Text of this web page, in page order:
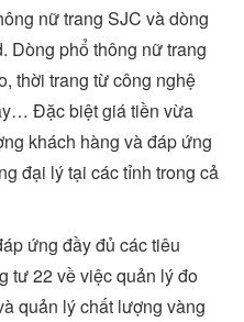
nữ trang SJC và dòng
Dòng phổ thông nữ trang
thời trang từ công nghệ
Đặc biệt giá tiền vừa
khách hàng và đáp ứng
đại lý tại các tỉnh trong cả
ứng đầy đủ các tiêu
tư 22 về việc quản lý đo
quản lý chất lượng vàng